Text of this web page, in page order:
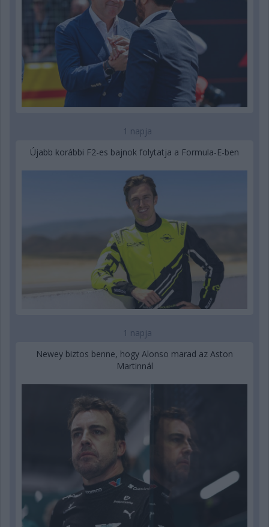
1 napja
Újabb korábbi F2-es bajnok folytatja a Formula-E-ben
1 napja
Newey biztos benne, hogy Alonso marad az Aston
Martinnál